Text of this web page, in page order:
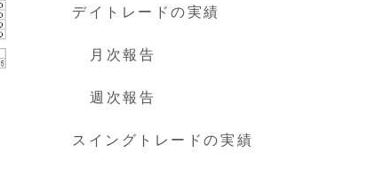
デイトレードの実績
月次報告
週次報告
スイングトレードの実績